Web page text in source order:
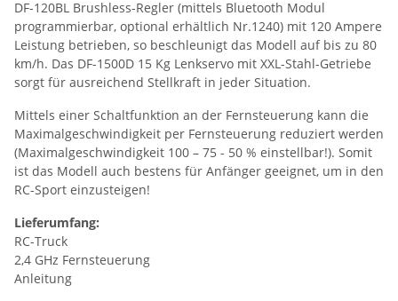
DF-120BL Brushless-Regler (mittels Bluetooth Modul
programmierbar, optional erhältlich Nr.1240) mit 120 Ampere
Leistung betrieben, so beschleunigt das Modell auf bis zu 80
km/h. Das DF-1500D 15 Kg Lenkservo mit XXL-Stahl-Getriebe
sorgt für ausreichend Stellkraft in jeder Situation.
Mittels einer Schaltfunktion an der Fernsteuerung kann die
Maximalgeschwindigkeit per Fernsteuerung reduziert werden
(Maximalgeschwindigkeit 100 – 75 - 50 % einstellbar!). Somit
ist das Modell auch bestens für Anfänger geeignet, um in den
RC-Sport einzusteigen!
Lieferumfang:
RC-Truck
2,4 GHz Fernsteuerung
Anleitung